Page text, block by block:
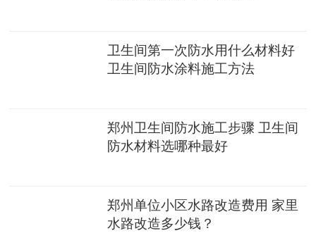
卫生间第一次防水用什么材料好
卫生间防水涂料施工方法
郑州卫生间防水施工步骤 卫生间
防水材料选哪种最好
郑州单位小区水路改造费用 家里
水路改造多少钱？